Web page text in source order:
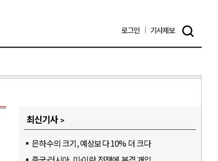
로그인 기사제보
최신기사
은하수의 크기, 예상보다 10% 더 크다